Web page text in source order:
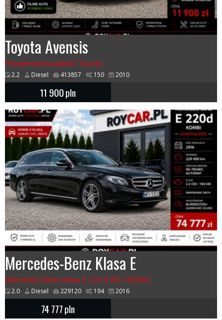
Toyota Avensis
Potwierdzona jakość Toyoty
2.2 Diesel 413857 150 2010
11 900pln
Mercedes-Benz Klasa E
Mercedes-Benz Klasa E 220 d 9G-TRONIC
2.0 Diesel 229120 194 2016
74 777pln